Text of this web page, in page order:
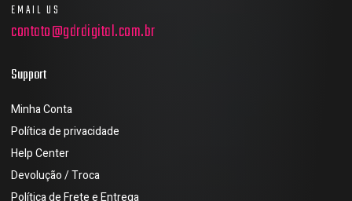
EMAIL US
contato@gdrdigital.com.br
Support
Minha Conta
Política de privacidade
Help Center
Devolução / Troca
Política de Frete e Entrega